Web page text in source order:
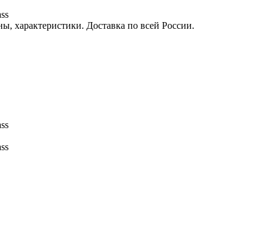
характеристики. Доставка по всей России.